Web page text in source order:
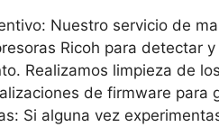
Nuestro servicio de
Ricoh para detectar
Realizamos limpieza de
de firmware para
Si alguna vez